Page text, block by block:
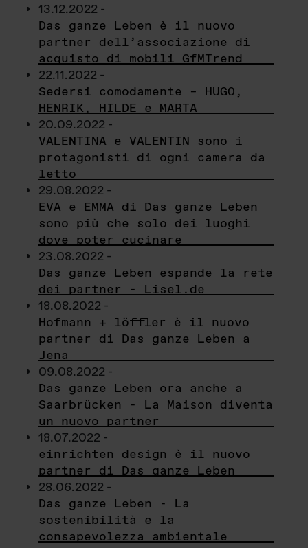
13.12.2022 -
Das ganze Leben è il nuovo
partner dell’associazione di
acquisto di mobili GfMTrend
22.11.2022 -
Sedersi comodamente – HUGO,
HENRIK, HILDE e MARTA
20.09.2022 -
VALENTINA e VALENTIN sono i
protagonisti di ogni camera da
letto
29.08.2022 -
EVA e EMMA di Das ganze Leben
sono più che solo dei luoghi
dove poter cucinare
23.08.2022 -
Das ganze Leben espande la rete
dei partner - Lisel.de
18.08.2022 -
Hofmann + löffler è il nuovo
partner di Das ganze Leben a
Jena
09.08.2022 -
Das ganze Leben ora anche a
Saarbrücken - La Maison diventa
un nuovo partner
18.07.2022 -
einrichten design è il nuovo
partner di Das ganze Leben
28.06.2022 -
Das ganze Leben - La
sostenibilità e la
consapevolezza ambientale